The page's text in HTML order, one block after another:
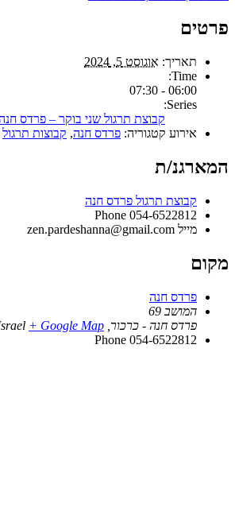
פרטים
תאריך: אוגוסט 5, 2024
Time:
06:00 - 07:30
Series:
קבוצת תרגול שני בוקר – פרדס
אירוע קטגוריה: פרדס חנה, קבוצות תרגול
המארגנ/ת
קבוצת תרגול פרדס חנה
Phone 054-6522812
מייל zen.pardeshanna@gmail.com
מקום
פרדס חנה
המושב 69
פרדס חנה - כרכור + Google Map
Phone 054-6522812